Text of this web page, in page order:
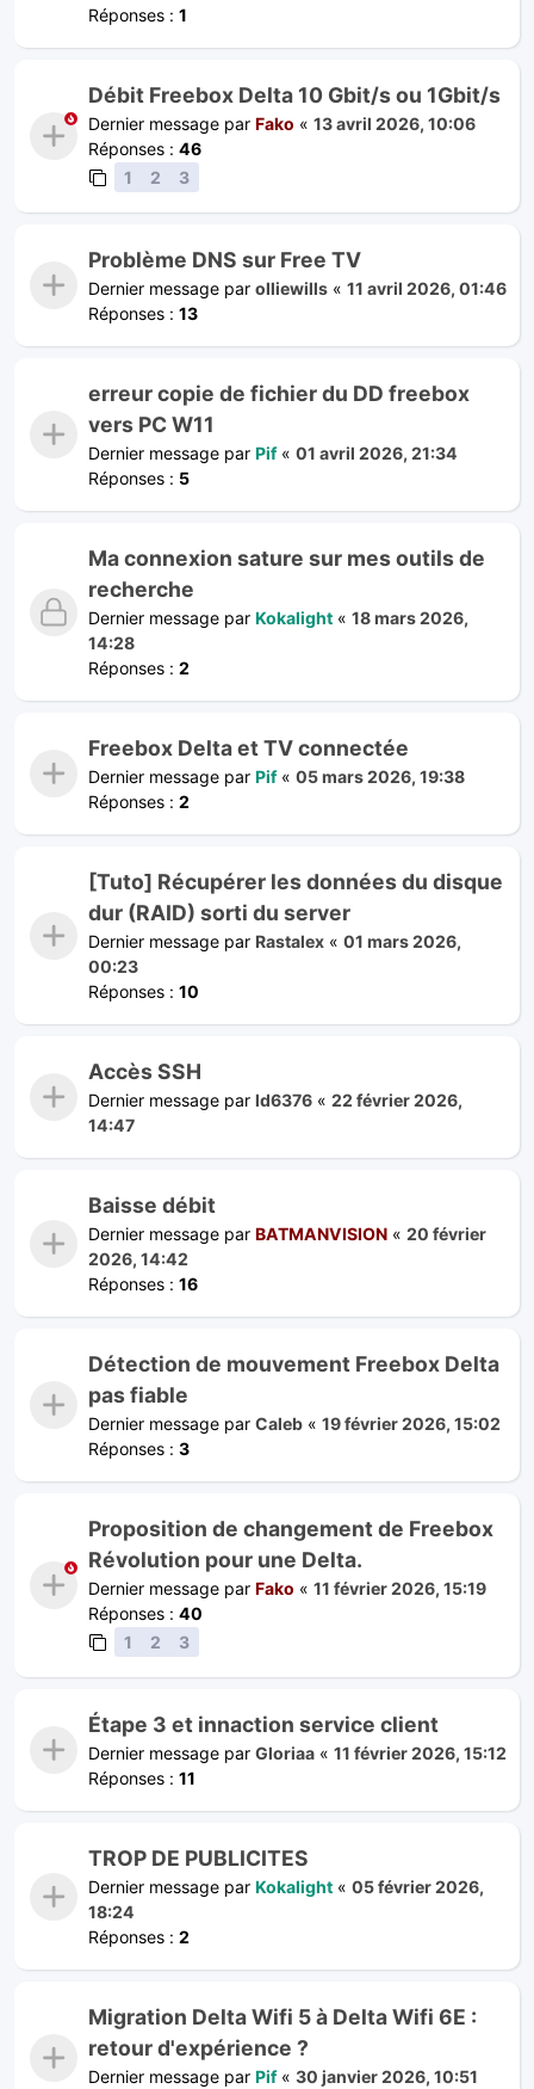
Réponses : 1
Débit Freebox Delta 10 Gbit/s ou 1Gbit/s
Dernier message par Fako « 13 avril 2026, 10:06
Réponses : 46
1
2 3
Problème DNS sur Free TV
Dernier message par olliewills « 11 avril 2026, 01:46
Réponses : 13
erreur copie de fichier du DD freebox
vers PC W11
Dernier message par Pif« 01 avril 2026, 21:34
Réponses : 5
Ma connexion sature sur mes outils de
recherche
Dernier message par Kokalight « 18 mars 2026,
14:28
Réponses : 2
Freebox Delta et TV connectée
Dernier message par Pif« 05 mars 2026, 19:38
Réponses : 2
[Tuto] Récupérer les données du disque
dur (RAID) sorti du server
Dernier message par Rastalex « 01 mars 2026,
00:23
Réponses : 10
Accès SSH
Dernier message par ld6376 « 22 février 2026,
14:47
Baisse débit
Dernier message par BATMANVISION « 20 février
2026, 14:42
Réponses : 16
Détection de mouvement Freebox Delta
pas fiable
Dernier message par Caleb « 19 février 2026, 15:02
Réponses : 3
Proposition de changement de Freebox
Révolution pour une Delta.
Dernier message par Fako « 11 février 2026, 15:19
Réponses : 40
1
2 3
Étape 3 et innaction service client
Dernier message par Gloriaa « 11 février 2026, 15:12
Réponses : 11
TROP DE PUBLICITES
Dernier message par Kokalight « 05 février 2026,
18:24
Réponses : 2
Migration Delta Wifi 5 à Delta Wifi 6E :
retour d'expérience ?
Dernier message par Pif« 30 janvier 2026, 10:51